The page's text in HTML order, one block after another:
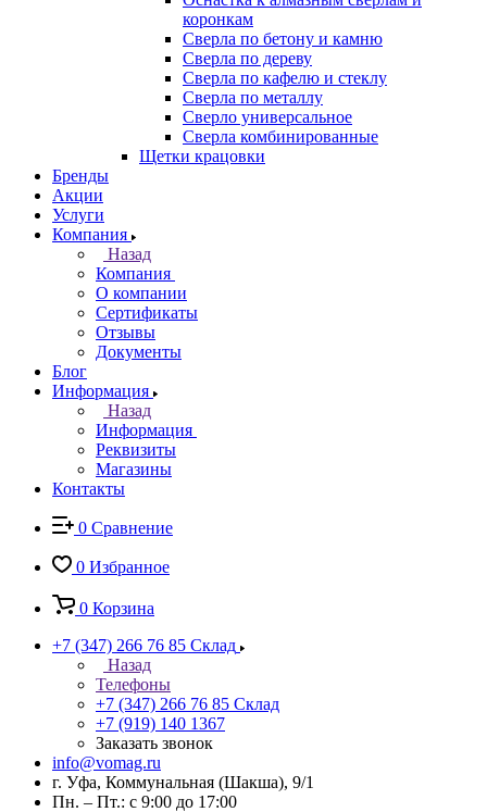
коронкам
Сверла по бетону и камню
Сверла по дереву
Сверла по кафелю и стеклу
Сверла по металлу
Сверло универсальное
Сверла комбинированные
Щетки крацовки
Бренды
Акции
Услуги
Компания
Назад
Компания
О компании
Сертификаты
Отзывы
Документы
Блог
Информация
Назад
Информация
Реквизиты
Магазины
Контакты
0 Сравнение
0 Избранное
0 Корзина
+7 (347) 266 76 85 Склад
Назад
Телефоны
+7 (347) 266 76 85 Склад
+7 (919) 140 1367
Заказать звонок
info@vomag.ru
г. Уфа, Коммунальная (Шакша), 9/1
Пн. – Пт.: с 9:00 до 17:00